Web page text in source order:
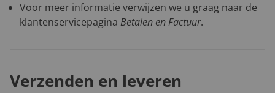
Voor meer informatie verwijzen we u graag naar de
klantenservicepagina Betalen en Factuur.
Verzenden en leveren